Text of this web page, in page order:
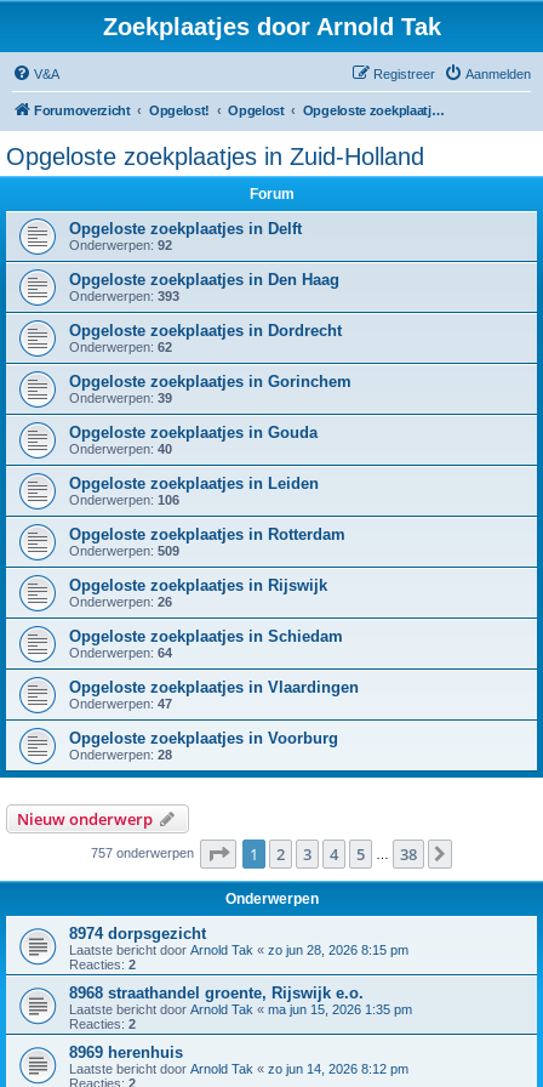
Zoekplaatjes door Arnold Tak
V&A Aanmelden
Registreer
Forumoverzicht Opgelost! Opgelost Opgeloste zoekplaatjes in Zuid-Holland
Opgeloste zoekplaatjes in Zuid-Holland
Forum
Opgeloste zoekplaatjes in Delft
Onderwerpen: 92
Opgeloste zoekplaatjes in Den Haag
Onderwerpen: 393
Opgeloste zoekplaatjes in Dordrecht
Onderwerpen: 62
Opgeloste zoekplaatjes in Gorinchem
Onderwerpen: 39
Opgeloste zoekplaatjes in Gouda
Onderwerpen: 40
Opgeloste zoekplaatjes in Leiden
Onderwerpen: 106
Opgeloste zoekplaatjes in Rotterdam
Onderwerpen: 509
Opgeloste zoekplaatjes in Rijswijk
Onderwerpen: 26
Opgeloste zoekplaatjes in Schiedam
Onderwerpen: 64
Opgeloste zoekplaatjes in Vlaardingen
Onderwerpen: 47
Opgeloste zoekplaatjes in Voorburg
Onderwerpen: 28
Nieuw onderwerp
757 onderwerpen Pagina van 38
1 2 3 4 5 38
Onderwerpen
8974 dorpsgezicht
Laatste bericht door Arnold Tak « zo jun 28, 2026 8:15 pm
Reacties: 2
8968 straathandel groente, Rijswijk e.o.
Laatste bericht door Arnold Tak « ma jun 15, 2026 1:35 pm
Reacties: 2
8969 herenhuis
Laatste bericht door Arnold Tak « zo jun 14, 2026 8:12 pm
Reacties: 2